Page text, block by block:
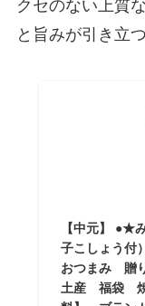
クセのない上質
と旨みが引き立
【中元】 ●★
子こしょう付
おつまみ
土産 福袋